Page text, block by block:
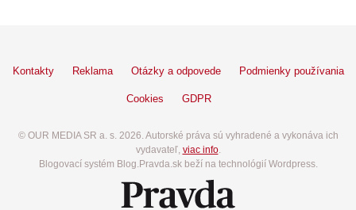
Kontakty Reklama Otázky a odpovede Podmienky používania
Cookies GDPR
© OUR MEDIA SR a. s. 2026. Autorské práva sú vyhradené a vykonáva ich
vydavateľ, viac info.
Blogovací systém Blog.Pravda.sk beží na technológií Wordpress.